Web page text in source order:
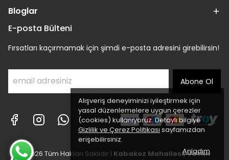
Alışveriş deneyiminizi iyileştirmek için
yasal düzenlemelere uygun çerezler
(cookies) kullanıyoruz. Detaylı bilgiye
Gizlilik ve Çerez Politikası sayfamızdan
erişebilirsiniz.
Anladım
Bloglar
E-posta Bülteni
Fırsatları kaçırmamak için şimdi e-posta adresini girebilirsin!
Abone Ol
© 2026 Tüm Hakları Saklıdır | Kabakoz Mahallesi, Vatan